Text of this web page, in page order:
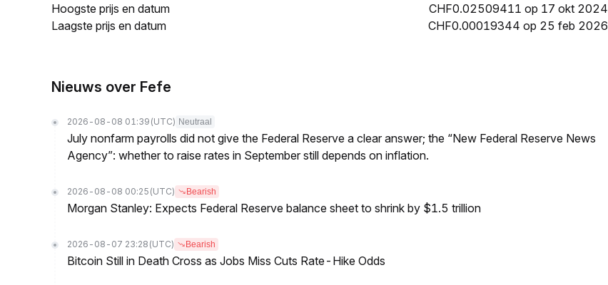
Hoogste prijs en datum
CHF0.02509411 op 17 okt 2024
Laagste prijs en datum
CHF0.00019344 op 25 feb 2026
Nieuws over Fefe
2026-08-08 01:39 (UTC) Neutraal
July nonfarm payrolls did not give the Federal Reserve a clear answer; the “New Federal Reserve News
Agency”: whether to raise rates in September still depends on inflation.
2026-08-08 00:25 (UTC) Bearish
Morgan Stanley: Expects Federal Reserve balance sheet to shrink by $1.5 trillion
2026-08-07 23:28 (UTC) Bearish
Bitcoin Still in Death Cross as Jobs Miss Cuts Rate-Hike Odds